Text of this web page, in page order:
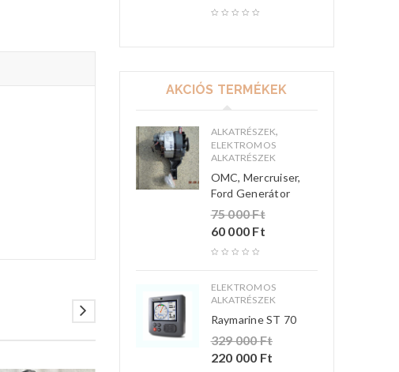
AKCIÓS TERMÉKEK
ALKATRÉSZEK,
ELEKTROMOS
ALKATRÉSZEK
OMC, Mercruiser,
Ford Generátor
75 000Ft
60 000 Ft
ELEKTROMOS
ALKATRÉSZEK
Raymarine ST 70
329 000Ft
220 000 Ft